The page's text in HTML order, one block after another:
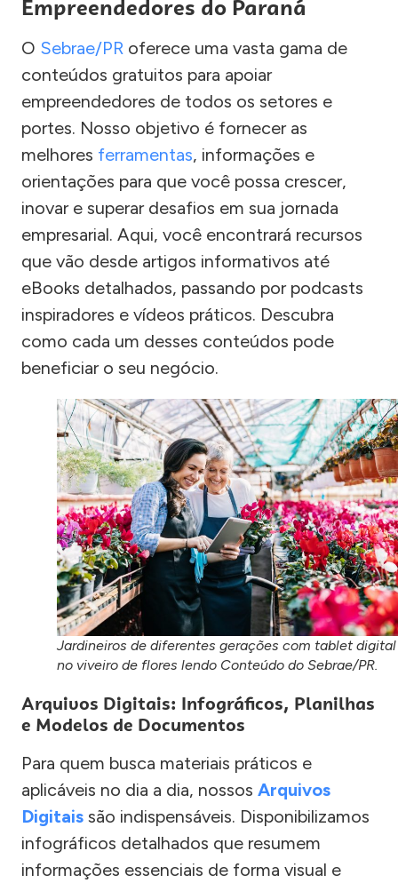
Empreendedores do Paraná
O Sebrae/PR oferece uma vasta gama de
conteúdos gratuitos para apoiar
empreendedores de todos os setores e
portes. Nosso objetivo é fornecer as
melhores ferramentas, informações e
orientações para que você possa crescer,
inovar e superar desafios em sua jornada
empresarial. Aqui, você encontrará recursos
que vão desde artigos informativos até
eBooks detalhados, passando por podcasts
inspiradores e vídeos práticos. Descubra
como cada um desses conteúdos pode
beneficiar o seu negócio.
Jardineiros de diferentes gerações com tablet digital
no viveiro de flores lendo Conteúdo do Sebrae/PR.
Arquivos Digitais: Infográficos, Planilhas
e Modelos de Documentos
Para quem busca materiais práticos e
aplicáveis no dia a dia, nossos Arquivos
Digitais são indispensáveis. Disponibilizamos
infográficos detalhados que resumem
informações essenciais de forma visual e